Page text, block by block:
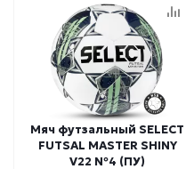
Мяч футзальный SELECT
FUTSAL MASTER SHINY
V22 №4 (ПУ)